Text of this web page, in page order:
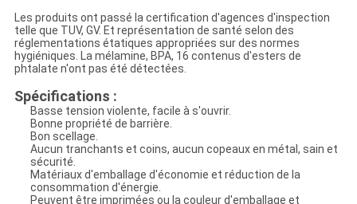
Les produits ont passé la certification d'agences d'inspection
telle que TUV, GV. Et représentation de santé selon des
réglementations étatiques appropriées sur des normes
hygiéniques. La mélamine, BPA, 16 contenus d'esters de
phtalate n'ont pas été détectées.
Spécifications :
Basse tension violente, facile à s'ouvrir.
Bonne propriété de barrière.
Bon scellage.
Aucun tranchants et coins, aucun copeaux en métal, sain et
sécurité.
Matériaux d'emballage d'économie et réduction de la
consommation d'énergie.
Peuvent être imprimées ou la couleur d'emballage et